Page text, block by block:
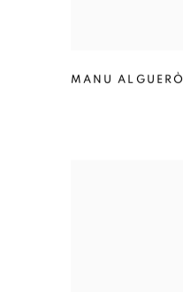
MANU ALGUERÒ